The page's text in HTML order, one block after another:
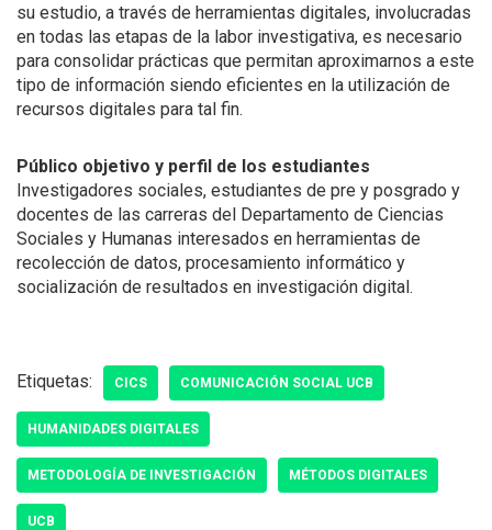
su estudio, a través de herramientas digitales, involucradas
en todas las etapas de la labor investigativa, es necesario
para consolidar prácticas que permitan aproximarnos a este
tipo de información siendo eficientes en la utilización de
recursos digitales para tal fin.
Público objetivo y perfil de los estudiantes
Investigadores sociales, estudiantes de pre y posgrado y
docentes de las carreras del Departamento de Ciencias
Sociales y Humanas interesados en herramientas de
recolección de datos, procesamiento informático y
socialización de resultados en investigación digital.
Etiquetas: CICS COMUNICACIÓN SOCIAL UCB
HUMANIDADES DIGITALES
METODOLOGÍA DE INVESTIGACIÓN MÉTODOS DIGITALES
UCB